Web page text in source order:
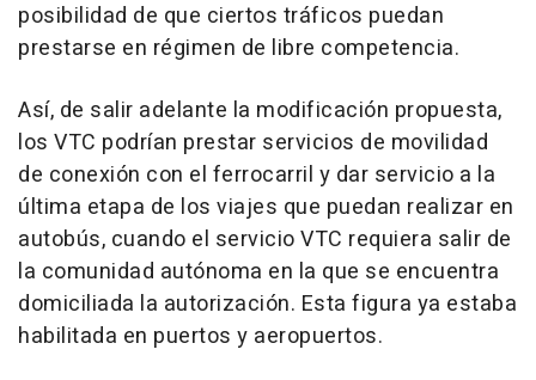
posibilidad de que ciertos tráficos puedan
prestarse en régimen de libre competencia.
Así, de salir adelante la modificación propuesta,
los VTC podrían prestar servicios de movilidad
de conexión con el ferrocarril y dar servicio a la
última etapa de los viajes que puedan realizar en
autobús, cuando el servicio VTC requiera salir de
la comunidad autónoma en la que se encuentra
domiciliada la autorización. Esta figura ya estaba
habilitada en puertos y aeropuertos.